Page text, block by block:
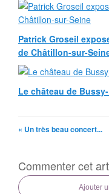
Patrick Groseil
de Châtillon-sur-
Le château de
« Un très beau concert...
Commenter cet
Ajouter